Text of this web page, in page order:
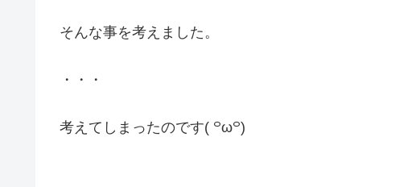
そんな事を考えました。
・・・
考えてしまったのです( ꒪ω꒪)